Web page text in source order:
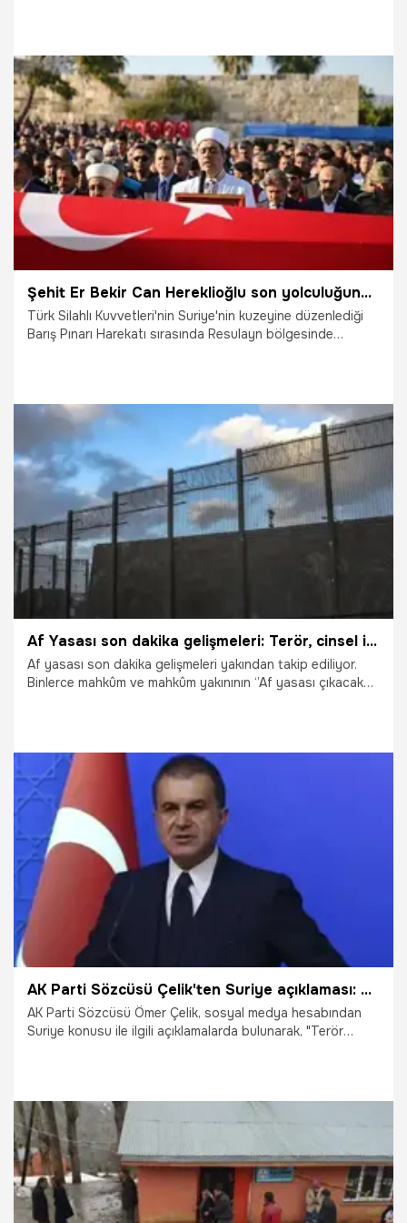
23.04.2020 Gündem
Şehit Er Bekir Can Hereklioğlu son yolculuğuna uğurlandı
Türk Silahlı Kuvvetleri'nin Suriye'nin kuzeyine düzenlediği
Barış Pınarı Harekatı sırasında Resulayn bölgesinde
toprağa verildi.
16.11.2019 Gündem
Af Yasası son dakika gelişmeleri: Terör, cinsel istismar ve özellikle de pedofili yasa dışı olsun!
Af yasası son dakika gelişmeleri yakından takip ediliyor.
Binlerce mahkûm ve mahkûm yakınının ‘’Af yasası çıkacak
yasası çıkacak mı? Af yasasında son durum ne? Mahkûm
aileleri ne istiyor?
14.11.2019 Gündem
AK Parti Sözcüsü Çelik'ten Suriye açıklaması: Kaynaklara el koydu
AK Parti Sözcüsü Ömer Çelik, sosyal medya hesabından
Suriye konusu ile ilgili açıklamalarda bulunarak, "Terör
9.11.2019 Siyaset